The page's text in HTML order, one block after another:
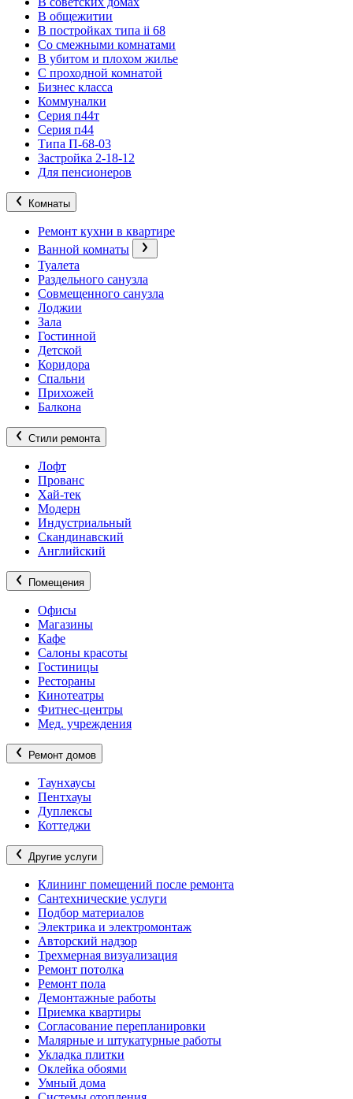
В общежитии
В постройках типа ii 68
Со смежными комнатами
В убитом и плохом жилье
С проходной комнатой
Бизнес класса
Коммуналки
Серия п44т
Серия п44
Типа П-68-03
Застройка 2-18-12
Для пенсионеров
Комнаты
Ремонт кухни в квартире
Ванной комнаты
Туалета
Раздельного санузла
Совмещенного санузла
Лоджии
Зала
Гостинной
Детской
Коридора
Спальни
Прихожей
Балкона
Стили ремонта
Лофт
Прованс
Хай-тек
Модерн
Индустриальный
Скандинавский
Английский
Помещения
Офисы
Магазины
Кафе
Салоны красоты
Гостиницы
Рестораны
Кинотеатры
Фитнес-центры
Мед. учреждения
Ремонт домов
Таунхаусы
Пентхауы
Дуплексы
Коттеджи
Другие услуги
Клининг помещений после ремонта
Сантехнические услуги
Подбор материалов
Электрика и электромонтаж
Авторский надзор
Трехмерная визуализация
Ремонт потолка
Ремонт пола
Демонтажные работы
Приемка квартиры
Согласование перепланировки
Малярные и штукатурные работы
Укладка плитки
Оклейка обоями
Умный дома